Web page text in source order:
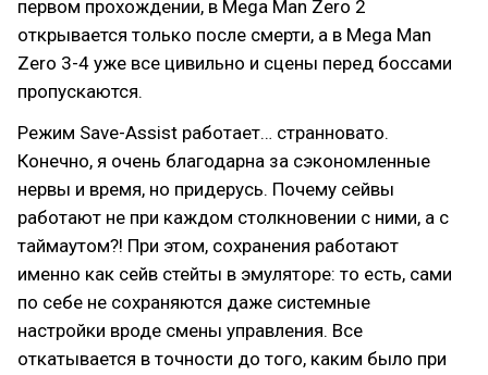
первом прохождении, в Mega Man Zero 2
открывается только после смерти, а в Mega Man
Zero 3-4 уже все цивильно и сцены перед боссами
пропускаются.
Режим Save-Assist работает… странновато.
Конечно, я очень благодарна за сэкономленные
нервы и время, но придерусь. Почему сейвы
работают не при каждом столкновении с ними, а с
таймаутом?! При этом, сохранения работают
именно как сейв стейты в эмуляторе: то есть, сами
по себе не сохраняются даже системные
настройки вроде смены управления. Все
откатывается в точности до того, каким было при